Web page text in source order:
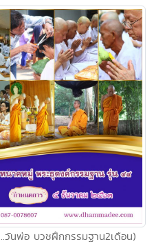
นพ่อ บวชฝึกกรรมฐาน2เดือน)